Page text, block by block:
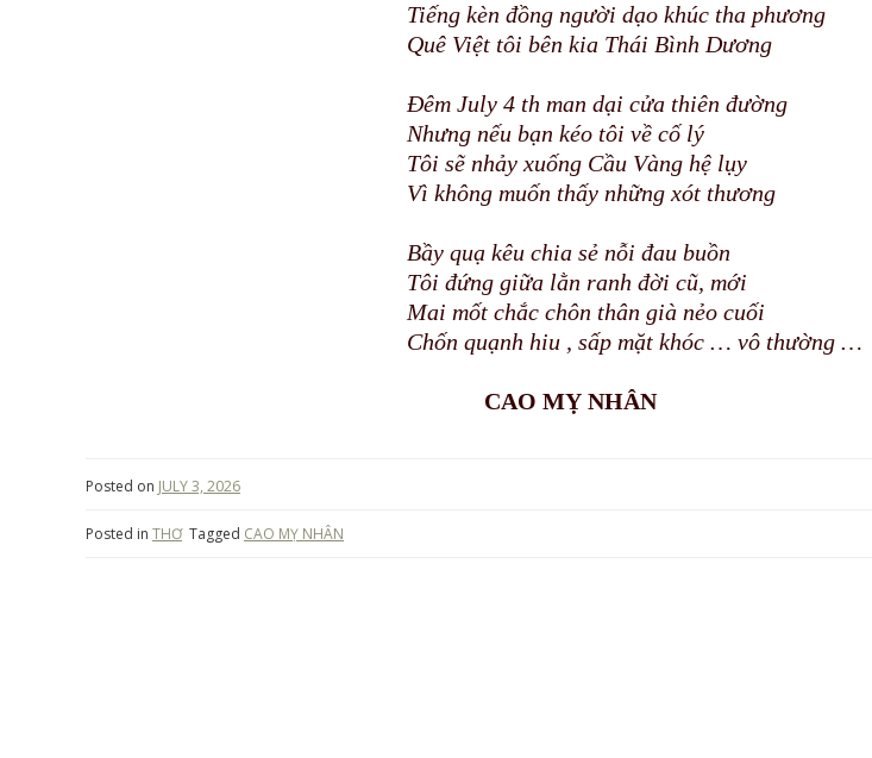
Tiếng kèn đồng người dạo khúc tha phương
Quê Việt tôi bên kia Thái Bình Dương
Đêm July 4 th man dại cửa thiên đường
Nhưng nếu bạn kéo tôi về cố lý
Tôi sẽ nhảy xuống Cầu Vàng hệ lụy
Vì không muốn thấy những xót thương
Bầy quạ kêu chia sẻ nỗi đau buồn
Tôi đứng giữa lằn ranh đời cũ, mới
Mai mốt chắc chôn thân già nẻo cuối
Chốn quạnh hiu , sấp mặt khóc … vô thường …
CAO MỴ NHÂN
Posted on JULY 3, 2026
Posted in THƠ Tagged CAO MỴ NHÂN